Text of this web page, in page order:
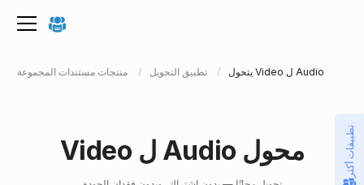
منتجات مستندات المجموعة تطبيق التحويل يتحول Video ل Audio
Video ل Audio محول تطبيقات أكثر